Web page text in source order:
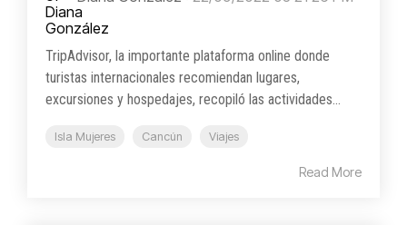
TripAdvisor, la importante plataforma online donde
turistas internacionales recomiendan lugares,
excursiones y hospedajes, recopiló las actividades...
Isla Mujeres Cancún Viajes
Read More